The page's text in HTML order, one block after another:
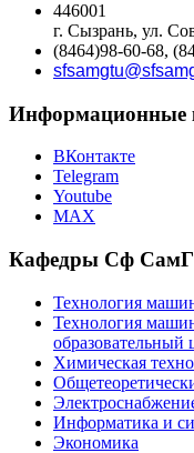
446001
г. Сызрань, ул.
(8464)98-60-68,
Информационные
ВКонтакте
Telegram
Youtube
MAX
Кафедры Сф
Технология
Технология
Химическая
Информатика и
Экономика